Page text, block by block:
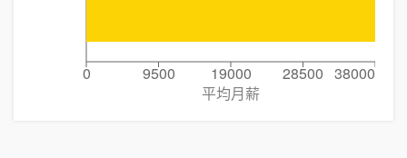
0 9500 19000 28500 38000
平均月薪